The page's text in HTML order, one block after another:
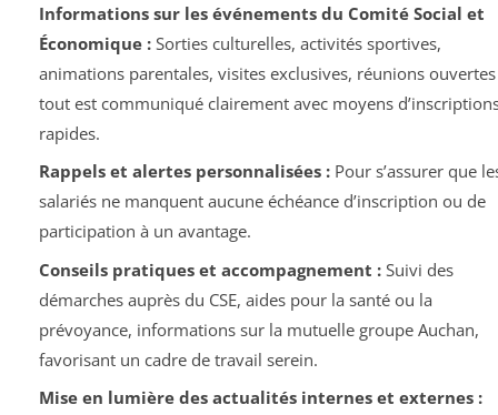
Informations sur les événements du Comité Social et
Économique :Sorties culturelles, activités sportives,
animations parentales, visites exclusives, réunions
tout est communiqué clairement avec moyens
rapides.
Rappels et alertes personnalisées :Pour s’assurer que
salariés ne manquent aucune échéance d’inscription ou de
participation à un avantage.
Conseils pratiques et accompagnement :Suivi des
démarches auprès du CSE, aides pour la santé ou la
prévoyance, informations sur la mutuelle groupe Auchan,
favorisant un cadre de travail serein.
Mise en lumière des actualités internes et externes :